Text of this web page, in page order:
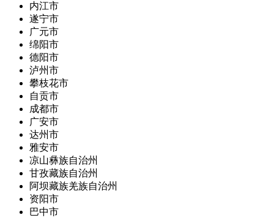
内江市
遂宁市
广元市
绵阳市
德阳市
泸州市
攀枝花市
自贡市
成都市
广安市
达州市
雅安市
凉山彝族自治州
甘孜藏族自治州
阿坝藏族羌族自治州
资阳市
巴中市